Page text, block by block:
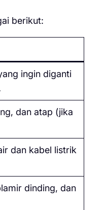
berikut:
ingin diganti
dan atap (jika
dan kabel listrik
dinding, dan